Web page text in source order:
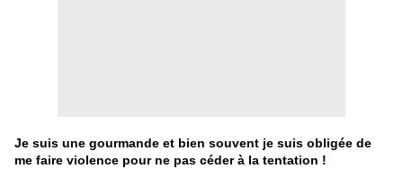
Je suis une gourmande et bien souvent je suis obligée de
me faire violence pour ne pas céder à la tentation !